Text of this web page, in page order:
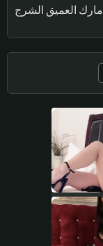
مارك العميق الشرج
DEEPTHROAT